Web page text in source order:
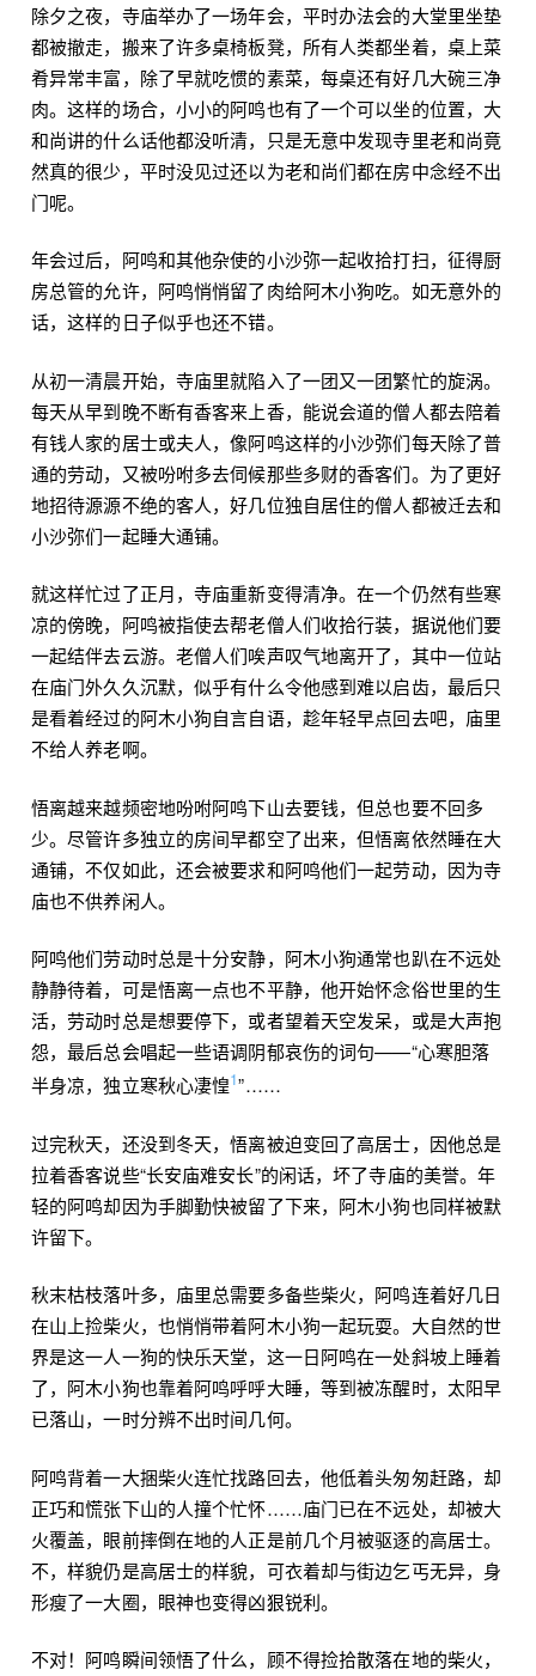
除夕之夜，寺庙举办了一场年会，平时办法会的大堂里坐垫
都被撤走，搬来了许多桌椅板凳，所有人类都坐着，桌上菜
肴异常丰富，除了早就吃惯的素菜，每桌还有好几大碗三净
肉。这样的场合，小小的阿鸣也有了一个可以坐的位置，大
和尚讲的什么话他都没听清，只是无意中发现寺里老和尚竟
然真的很少，平时没见过还以为老和尚们都在房中念经不出
门呢。
年会过后，阿鸣和其他杂使的小沙弥一起收拾打扫，征得厨
房总管的允许，阿鸣悄悄留了肉给阿木小狗吃。如无意外的
话，这样的日子似乎也还不错。
从初一清晨开始，寺庙里就陷入了一团又一团繁忙的旋涡。
每天从早到晚不断有香客来上香，能说会道的僧人都去陪着
有钱人家的居士或夫人，像阿鸣这样的小沙弥们每天除了普
通的劳动，又被吩咐多去伺候那些多财的香客们。为了更好
地招待源源不绝的客人，好几位独自居住的僧人都被迁去和
小沙弥们一起睡大通铺。
就这样忙过了正月，寺庙重新变得清净。在一个仍然有些寒
凉的傍晚，阿鸣被指使去帮老僧人们收拾行装，据说他们要
一起结伴去云游。老僧人们唉声叹气地离开了，其中一位站
在庙门外久久沉默，似乎有什么令他感到难以启齿，最后只
是看着经过的阿木小狗自言自语，趁年轻早点回去吧，庙里
不给人养老啊。
悟离越来越频密地吩咐阿鸣下山去要钱，但总也要不回多
少。尽管许多独立的房间早都空了出来，但悟离依然睡在大
通铺，不仅如此，还会被要求和阿鸣他们一起劳动，因为寺
庙也不供养闲人。
阿鸣他们劳动时总是十分安静，阿木小狗通常也趴在不远处
静静待着，可是悟离一点也不平静，他开始怀念俗世里的生
活，劳动时总是想要停下，或者望着天空发呆，或是大声抱
怨，最后总会唱起一些语调阴郁哀伤的词句——“心寒胆落
半身凉，独立寒秋心凄惶1”……
过完秋天，还没到冬天，悟离被迫变回了高居士，因他总是
拉着香客说些“长安庙难安长”的闲话，坏了寺庙的美誉。年
轻的阿鸣却因为手脚勤快被留了下来，阿木小狗也同样被默
许留下。
秋末枯枝落叶多，庙里总需要多备些柴火，阿鸣连着好几日
在山上捡柴火，也悄悄带着阿木小狗一起玩耍。大自然的世
界是这一人一狗的快乐天堂，这一日阿鸣在一处斜坡上睡着
了，阿木小狗也靠着阿鸣呼呼大睡，等到被冻醒时，太阳早
已落山，一时分辨不出时间几何。
阿鸣背着一大捆柴火连忙找路回去，他低着头匆匆赶路，却
正巧和慌张下山的人撞个忙怀……庙门已在不远处，却被大
火覆盖，眼前摔倒在地的人正是前几个月被驱逐的高居士。
不，样貌仍是高居士的样貌，可衣着却与街边乞丐无异，身
形瘦了一大圈，眼神也变得凶狠锐利。
不对！阿鸣瞬间领悟了什么，顾不得捡拾散落在地的柴火，